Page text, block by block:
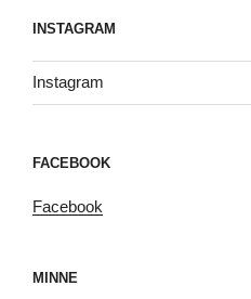
INSTAGRAM
Instagram
FACEBOOK
Facebook
MINNE